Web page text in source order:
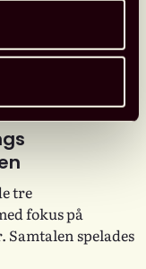
tre
fokus på
spelades